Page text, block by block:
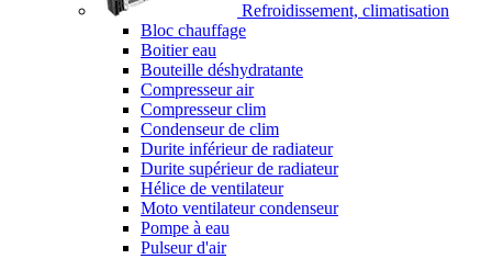
Refroidissement, climatisation
Bloc chauffage
Boitier eau
Bouteille déshydratante
Compresseur air
Compresseur clim
Condenseur de clim
Durite inférieur de radiateur
Durite supérieur de radiateur
Hélice de ventilateur
Moto ventilateur condenseur
Pompe à eau
Pulseur d'air